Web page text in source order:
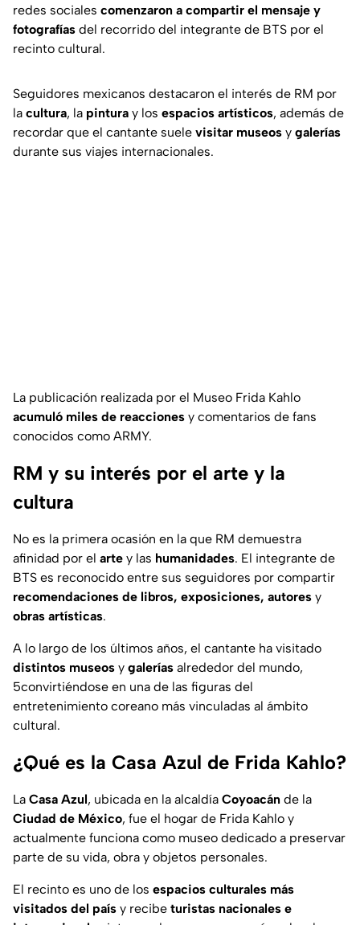
redes sociales comenzaron a compartir el mensaje y
fotografías del recorrido del integrante de BTS por el
recinto cultural.
Seguidores mexicanos destacaron el interés de RM por
la cultura, la pintura y los espacios artísticos, además de
recordar que el cantante suele visitar museos y galerías
durante sus viajes internacionales.
La publicación realizada por el Museo Frida Kahlo
acumuló miles de reacciones y comentarios de fans
conocidos como ARMY.
RM y su interés por el arte y la
cultura
No es la primera ocasión en la que RM demuestra
afinidad por el arte y las humanidades. El integrante de
BTS es reconocido entre sus seguidores por compartir
recomendaciones de libros, exposiciones, autores y
obras artísticas.
A lo largo de los últimos años, el cantante ha visitado
distintos museos y galerías alrededor del mundo,
5convirtiéndose en una de las figuras del
entretenimiento coreano más vinculadas al ámbito
cultural.
¿Qué es la Casa Azul de Frida Kahlo?
La Casa Azul, ubicada en la alcaldía Coyoacán de la
Ciudad de México, fue el hogar de Frida Kahlo y
actualmente funciona como museo dedicado a preservar
parte de su vida, obra y objetos personales.
El recinto es uno de los espacios culturales más
visitados del país y recibe turistas nacionales e